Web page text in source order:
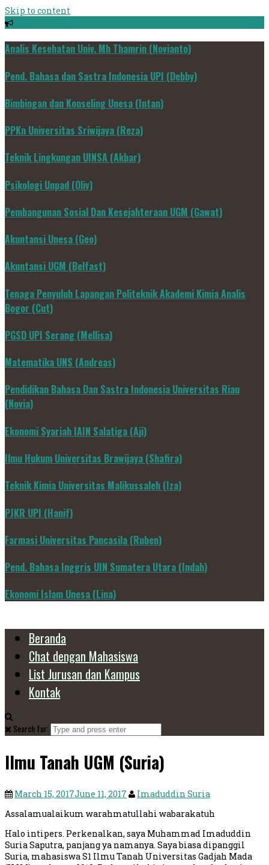
Skip to content
Analis Kesehatan Univ. Mh Thamrin (Novianto)
Pend. Bahasa dan Sastra Indonesia UPI (Debby)
Bimbingan dan Konseling Unesa (Intan)
PPKn Universitas Sriwijaya (Reza)
Teknik Lingkungan UINSA (Akbar)
Psikologi Unpad (Oliv)
Pembangunan Sosial Dan Kesejahteraan UGM (Gawat)
Akuntansi Unesa (Geo)
Akuntansi UGM (Belfast)
Tenaga Penyuluh Lapangan Politeknik Akademi Kimia Analis
Bogor (Cut)
PGSD UPI Serang (Mellisa)
Matematika UNS (Andreas)
Pendidikan Bahasa Dan Sastra Indonesia Universitas Riau
(Novia)
Ekonomi Syariah IAIN Salatiga (Aji)
Ilmu Hukum Universitas Brawijaya (Shafira)
Teknik Kimia Universitas Malikussaleh (Iza)
PJKR UPI (Hanif)
Farmasi Universitas Pancasila (Ruben)
Pend. Bahasa Inggris UIN Sumatera Utara (Indah)
Ekonomi Islam Unesa (Lina)
Beranda
Chat dengan Mahasiswa
List Jurusan dan Kampus
Kontak
Search for:
Ilmu Tanah UGM (Suria)
March 15, 2017June 11, 2017
Imaduddin Suria
Assalamualaikum warahmatullahi wabarakatuh
Halo intipers. Perkenalkan, saya Muhammad Imaduddin
Suria Saputra, panjang ya namanya. Saya biasa dipanggil
Suria, mahasiswa S1 Ilmu Tanah Universitas Gadjah Mada